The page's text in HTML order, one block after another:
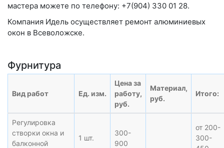
мастера можете по телефону: +7(904) 330 01 28.
Компания Идель осуществляет ремонт алюминиевых
окон в Всеволожске.
Фурнитура
Вид работ Ед. изм.
Цена за
работу,
руб.
Материал,
руб.
Итого:
Регулировка
створки окна и
балконной
1 шт.
300-
900
от 200-
300-